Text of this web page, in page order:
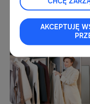
AKCEPTUJĘ